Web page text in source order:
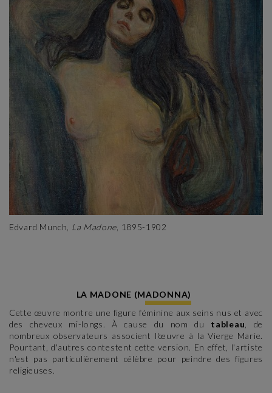
Edvard Munch, La Madone , 1895-1902
LA MADONE (MADONNA)
Cette œuvre montre une figure féminine aux seins nus et avec
des cheveux mi-longs. À cause du nom du tableau , de
nombreux observateurs associent l'œuvre à la Vierge Marie.
Pourtant, d'autres contestent cette version. En effet, l'artiste
n'est pas particulièrement célèbre pour peindre des figures
religieuses.